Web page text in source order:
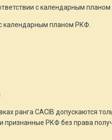
с календарным планом
календарным планом РКФ.
ранга CACIB допускаются
признанные РКФ без права